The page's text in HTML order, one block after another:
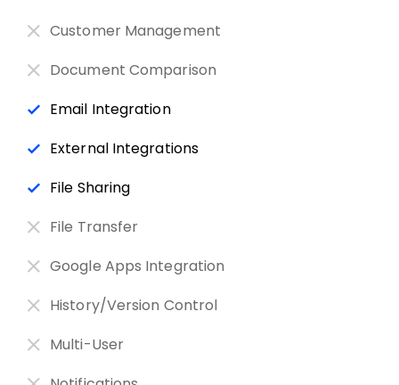
Customer Management
Document Comparison
Email Integration
External Integrations
File Sharing
File Transfer
Google Apps Integration
History/Version Control
Multi-User